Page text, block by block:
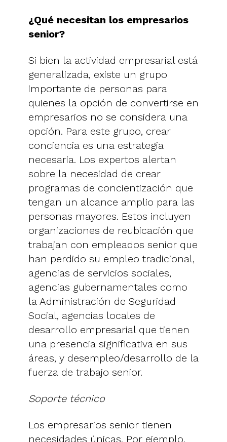
¿Qué necesitan los empresarios
senior?
Si bien la actividad empresarial está
generalizada, existe un grupo
importante de personas para
quienes la opción de convertirse en
empresarios no se considera una
opción. Para este grupo, crear
conciencia es una estrategia
necesaria. Los expertos alertan
sobre la necesidad de crear
programas de concientización que
tengan un alcance amplio para las
personas mayores. Estos incluyen
organizaciones de reubicación que
trabajan con empleados senior que
han perdido su empleo tradicional,
agencias de servicios sociales,
agencias gubernamentales como
la Administración de Seguridad
Social, agencias locales de
desarrollo empresarial que tienen
una presencia significativa en sus
áreas, y desempleo/desarrollo de la
fuerza de trabajo senior.
Soporte técnico
Los empresarios senior tienen
necesidades únicas. Por ejemplo,